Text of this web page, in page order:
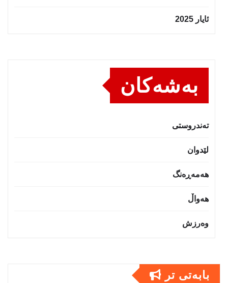
ئایار 2025
بەشەکان
تەندروستى
لێدوان
هەمەڕەنگ
هەواڵ
وەرزش
بابەتى تر